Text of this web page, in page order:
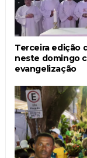
Terceira edição
neste domingo
evangelização